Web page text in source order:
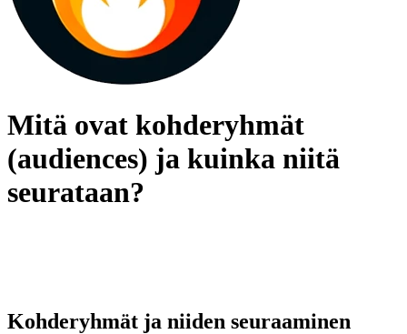
Mitä ovat kohderyhmät
(audiences) ja kuinka niitä
seurataan?
Kohderyhmät ja niiden seuraaminen